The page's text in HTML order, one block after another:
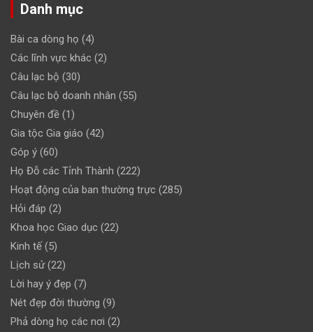
Danh mục
Bài ca dòng họ (4)
Các lĩnh vực khác (2)
Câu lạc bộ (30)
Câu lạc bộ doanh nhân (55)
Chuyên đề (1)
Gia tộc Gia giáo (42)
Góp ý (60)
Họ Đỗ các Tỉnh Thành (222)
Hoạt động của ban thường trực (285)
Hỏi đáp (2)
Khoa học Giao dục (22)
Kinh tế(5)
Lịch sử(22)
Lời hay ý đẹp (7)
Nét đẹp đời thường (9)
Phả dòng họ các nơi (2)